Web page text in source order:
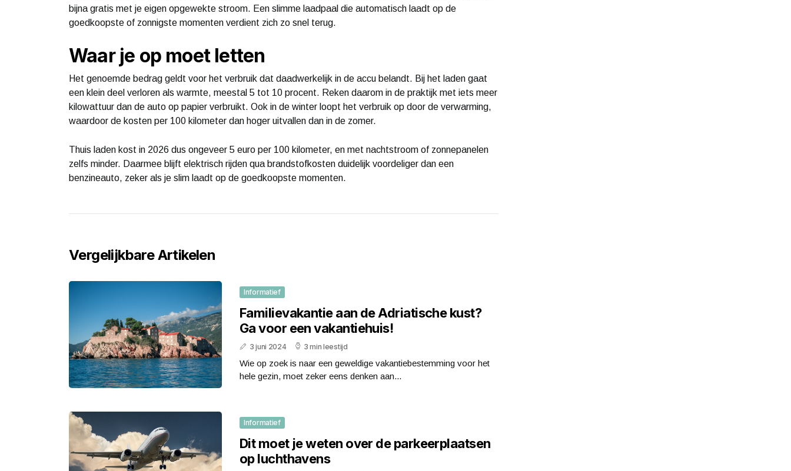
bijna gratis met je eigen opgewekte stroom. Een slimme laadpaal die automatisch laadt op de
goedkoopste of zonnigste momenten verdient zich zo snel terug.
Waar je op moet letten
Het genoemde bedrag geldt voor het verbruik dat daadwerkelijk in de accu belandt. Bij het laden gaat
een klein deel verloren als warmte, meestal 5 tot 10 procent. Reken daarom in de praktijk met iets meer
kilowattuur dan de auto op papier verbruikt. Ook in de winter loopt het verbruik op door de verwarming,
waardoor de kosten per 100 kilometer dan hoger uitvallen dan in de zomer.
Thuis laden kost in 2026 dus ongeveer 5 euro per 100 kilometer, en met nachtstroom of zonnepanelen
zelfs minder. Daarmee blijft elektrisch rijden qua brandstofkosten duidelijk voordeliger dan een
benzineauto, zeker als je slim laadt op de goedkoopste momenten.
Vergelijkbare Artikelen
Informatief
Familievakantie aan de Adriatische kust?
Ga voor een vakantiehuis!
3 juni 2024 3 min leestijd
Wie op zoek is naar een geweldige vakantiebestemming voor het
hele gezin, moet zeker eens denken aan...
Informatief
Dit moet je weten over de parkeerplaatsen
op luchthavens